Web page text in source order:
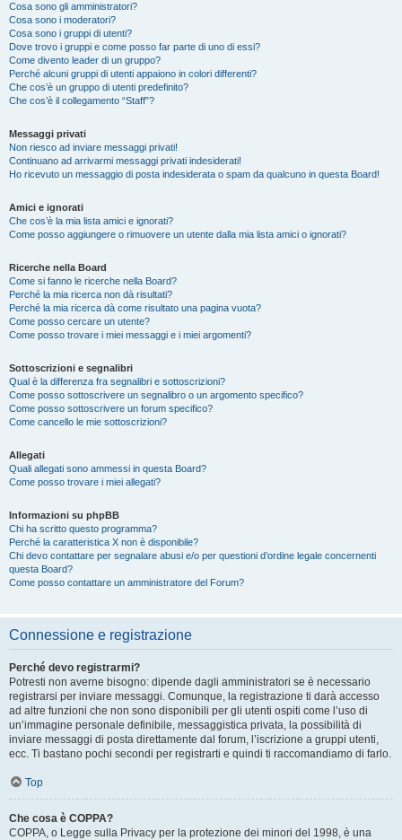
Cosa sono gli amministratori?
Cosa sono i moderatori?
Cosa sono i gruppi di utenti?
Dove trovo i gruppi e come posso far parte di uno di essi?
Come divento leader di un gruppo?
Perché alcuni gruppi di utenti appaiono in colori differenti?
Che cos’è un gruppo di utenti predefinito?
Che cos’è il collegamento “Staff”?
Messaggi privati
Non riesco ad inviare messaggi privati!
Continuano ad arrivarmi messaggi privati indesiderati!
Ho ricevuto un messaggio di posta indesiderata o spam da qualcuno in questa Board!
Amici e ignorati
Che cos’è la mia lista amici e ignorati?
Come posso aggiungere o rimuovere un utente dalla mia lista amici o ignorati?
Ricerche nella Board
Come si fanno le ricerche nella Board?
Perché la mia ricerca non dà risultati?
Perché la mia ricerca dà come risultato una pagina vuota?
Come posso cercare un utente?
Come posso trovare i miei messaggi e i miei argomenti?
Sottoscrizioni e segnalibri
Qual è la differenza fra segnalibri e sottoscrizioni?
Come posso sottoscrivere un segnalibro o un argomento specifico?
Come posso sottoscrivere un forum specifico?
Come cancello le mie sottoscrizioni?
Allegati
Quali allegati sono ammessi in questa Board?
Come posso trovare i miei allegati?
Informazioni su phpBB
Chi ha scritto questo programma?
Perché la caratteristica X non è disponibile?
Chi devo contattare per segnalare abusi e/o per questioni d’ordine legale concernenti
questa Board?
Come posso contattare un amministratore del Forum?
Connessione e registrazione
Perché devo registrarmi?
Potresti non averne bisogno: dipende dagli amministratori se è necessario
registrarsi per inviare messaggi. Comunque, la registrazione ti darà accesso
ad altre funzioni che non sono disponibili per gli utenti ospiti come l’uso di
un’immagine personale definibile, messaggistica privata, la possibilità di
inviare messaggi di posta direttamente dal forum, l’iscrizione a gruppi utenti,
ecc. Ti bastano pochi secondi per registrarti e quindi ti raccomandiamo di farlo.
Top
Che cosa è COPPA?
COPPA, o Legge sulla Privacy per la protezione dei minori del 1998, è una